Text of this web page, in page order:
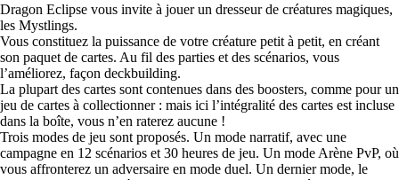
Dragon Eclipse vous invite à jouer un dresseur de créatures magiques,
les Mystlings.
Vous constituez la puissance de votre créature petit à petit, en créant
son paquet de cartes. Au fil des parties et des scénarios, vous
l’améliorez, façon deckbuilding.
La plupart des cartes sont contenues dans des boosters, comme pour un
jeu de cartes à collectionner : mais ici l’intégralité des cartes est incluse
dans la boîte, vous n’en raterez aucune !
Trois modes de jeu sont proposés. Un mode narratif, avec une
campagne en 12 scénarios et 30 heures de jeu. Un mode Arène PvP, où
vous affronterez un adversaire en mode duel. Un dernier mode, le